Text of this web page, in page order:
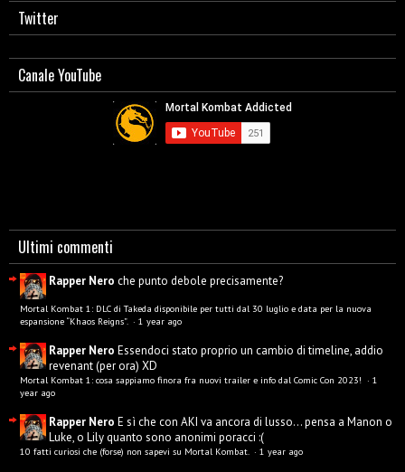
Twitter
Canale YouTube
Ultimi commenti
Rapper Nero che punto debole precisamente?
Mortal Kombat 1: DLC di Takeda disponibile per tutti dal 30 luglio e data per la nuova
espansione “Khaos Reigns”. · 1 year ago
Rapper Nero Essendoci stato proprio un cambio di timeline, addio
revenant (per ora) XD
Mortal Kombat 1: cosa sappiamo finora fra nuovi trailer e info dal Comic Con 2023! · 1
year ago
Rapper Nero E sì che con AKI va ancora di lusso... pensa a Manon o
Luke, o Lily quanto sono anonimi poracci :(
10 fatti curiosi che (forse) non sapevi su Mortal Kombat. · 1 year ago